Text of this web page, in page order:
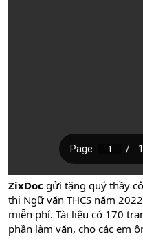
ZixDoc gửi tặng quý thầy
thi Ngữ văn THCS năm
miễn phí. Tài liệu có 170
phần làm văn, cho các em